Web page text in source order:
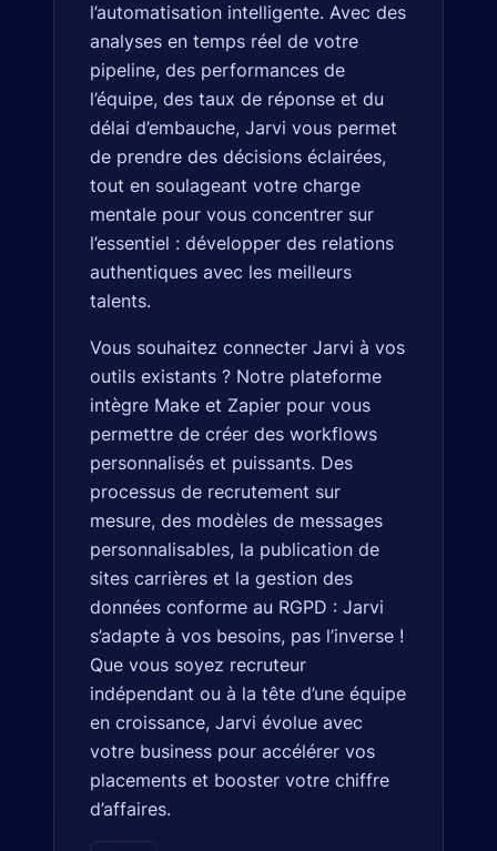
l’automatisation intelligente. Avec des
analyses en temps réel de votre
pipeline, des performances de
l’équipe, des taux de réponse et du
délai d’embauche, Jarvi vous permet
de prendre des décisions éclairées,
tout en soulageant votre charge
mentale pour vous concentrer sur
l’essentiel : développer des relations
authentiques avec les meilleurs
talents.
Vous souhaitez connecter Jarvi à vos
outils existants ? Notre plateforme
intègre Make et Zapier pour vous
permettre de créer des workflows
personnalisés et puissants. Des
processus de recrutement sur
mesure, des modèles de messages
personnalisables, la publication de
sites carrières et la gestion des
données conforme au RGPD : Jarvi
s’adapte à vos besoins, pas l’inverse !
Que vous soyez recruteur
indépendant ou à la tête d’une équipe
en croissance, Jarvi évolue avec
votre business pour accélérer vos
placements et booster votre chiffre
d’affaires.